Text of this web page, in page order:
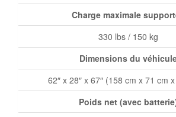
Charge maximale
330 lbs / 150 kg
Dimensions du
62″ x 28″ x 67″ (158 cm x 71 cm
Poids net (avec